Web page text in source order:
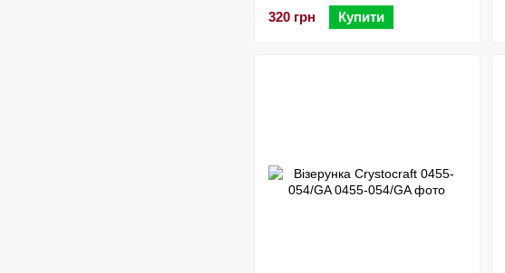
320 грн Купити